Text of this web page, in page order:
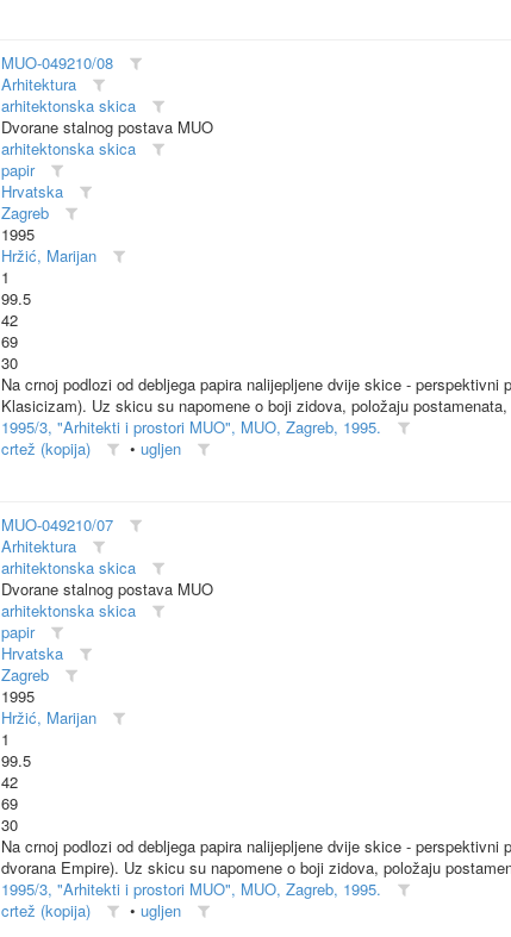
MUO-049210/08
Arhitektura
arhitektonska skica
Dvorane stalnog postava MUO
arhitektonska skica
papir
Hrvatska
Zagreb
1995
Hržić, Marijan
1
99.5
42
69
30
Na crnoj podlozi od debljega papira nalijepljene dvije skice -
Klasicizam). Uz skicu su napomene o boji zidova, položaju
1995/3, "Arhitekti i prostori MUO", MUO, Zagreb, 1995.
crtež (kopija) • ugljen
MUO-049210/07
Arhitektura
arhitektonska skica
Dvorane stalnog postava MUO
arhitektonska skica
papir
Hrvatska
Zagreb
1995
Hržić, Marijan
1
99.5
42
69
30
Na crnoj podlozi od debljega papira nalijepljene dvije skice -
dvorana Empire). Uz skicu su napomene o boji zidova, položaju
1995/3, "Arhitekti i prostori MUO", MUO, Zagreb, 1995.
crtež (kopija) • ugljen